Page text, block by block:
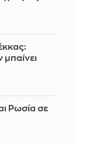
μπαίνει
Ρωσία σε